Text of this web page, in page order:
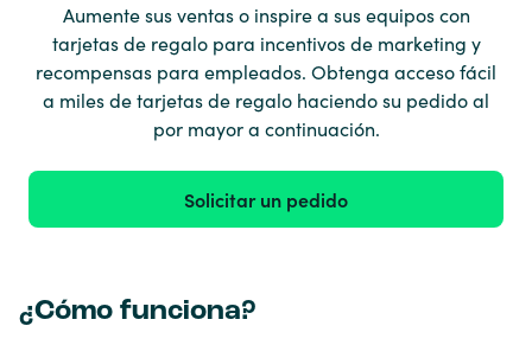
Aumente sus ventas o inspire a sus equipos con
tarjetas de regalo para incentivos de marketing y
recompensas para empleados. Obtenga acceso fácil
a miles de tarjetas de regalo haciendo su pedido al
por mayor a continuación.
Solicitar un pedido
¿Cómo funciona?